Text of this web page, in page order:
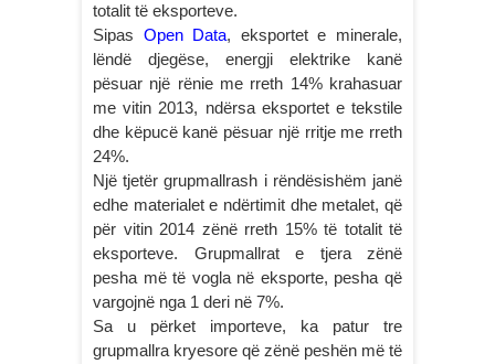
totalit të eksporteve.
Sipas Open Data, eksportet e minerale,
lëndë djegëse, energji elektrike kanë
pësuar një rënie me rreth 14% krahasuar
me vitin 2013, ndërsa eksportet e tekstile
dhe këpucë kanë pësuar një rritje me rreth
24%.
Një tjetër grupmallrash i rëndësishëm janë
edhe materialet e ndërtimit dhe metalet, që
për vitin 2014 zënë rreth 15% të totalit të
eksporteve. Grupmallrat e tjera zënë
pesha më të vogla në eksporte, pesha që
vargojnë nga 1 deri në 7%.
Sa u përket importeve, ka patur tre
grupmallra kryesore që zënë peshën më të